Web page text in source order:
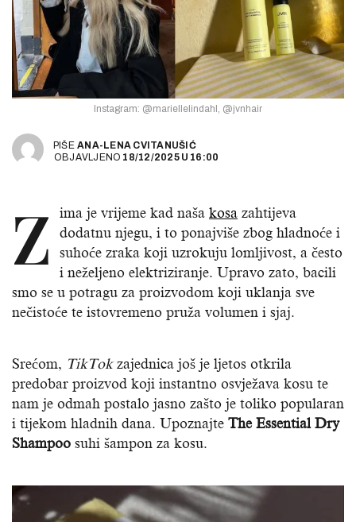
Instagram: @mariellelindahl, @jvnhair
PIŠEANA-LENA CVITANUŠIĆ
OBJAVLJENO 18/12/2025 U 16:00
Z ima je vrijeme kad naša kosa zahtijeva
dodatnu njegu, i to ponajviše zbog hladnoće i
suhoće zraka koji uzrokuju lomljivost, a često
i neželjeno elektriziranje. Upravo zato, bacili
smo se u potragu za proizvodom koji uklanja sve
nečistoće te istovremeno pruža volumen i sjaj.
Srećom, TikTokzajednica još je ljetos otkrila
predobar proizvod koji instantno osvježava kosu te
nam je odmah postalo jasno zašto je toliko popularan
i tijekom hladnih dana. Upoznajte The Essential Dry
Shampoo suhi šampon za kosu.